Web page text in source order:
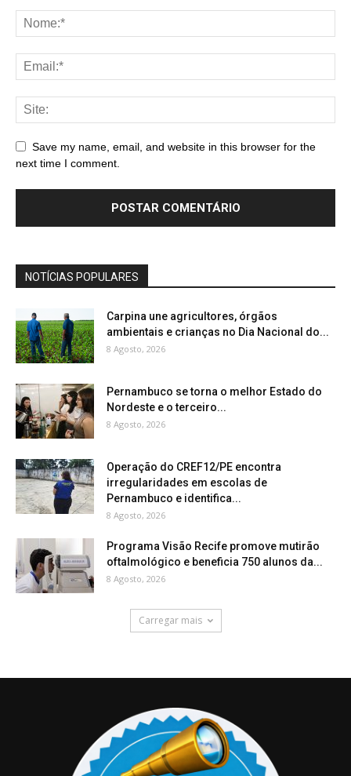
Save my name, email, and website in this browser for the
next time I comment.
NOTÍCIAS POPULARES
Carpina une agricultores, órgãos
ambientais e crianças no Dia Nacional do...
8 Agosto, 2026
Pernambuco se torna o melhor Estado do
Nordeste e o terceiro...
8 Agosto, 2026
Operação do CREF12/PE encontra
irregularidades em escolas de
Pernambuco e identifica...
8 Agosto, 2026
Programa Visão Recife promove mutirão
oftalmológico e beneficia 750 alunos da...
8 Agosto, 2026
Carregar mais